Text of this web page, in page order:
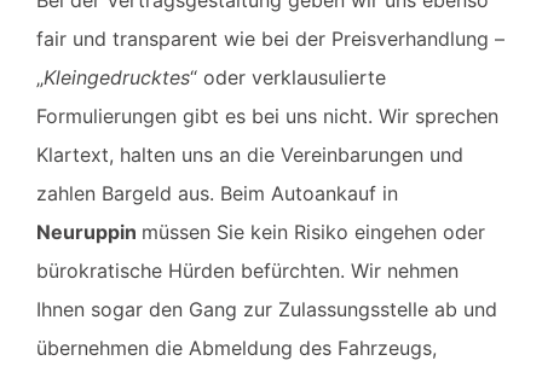
fair und transparent wie bei der Preisverhandlung –
„Kleingedrucktes“ oder verklausulierte
Formulierungen gibt es bei uns nicht. Wir sprechen
Klartext, halten uns an die Vereinbarungen und
zahlen Bargeld aus. Beim Autoankauf in
Neuruppin müssen Sie kein Risiko eingehen oder
bürokratische Hürden befürchten. Wir nehmen
Ihnen sogar den Gang zur Zulassungsstelle ab und
übernehmen die Abmeldung des Fahrzeugs,